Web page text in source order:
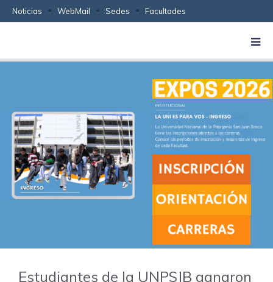
Noticias WebMail Sedes Facultades
Estudiantes de la UNPSJB ganaron